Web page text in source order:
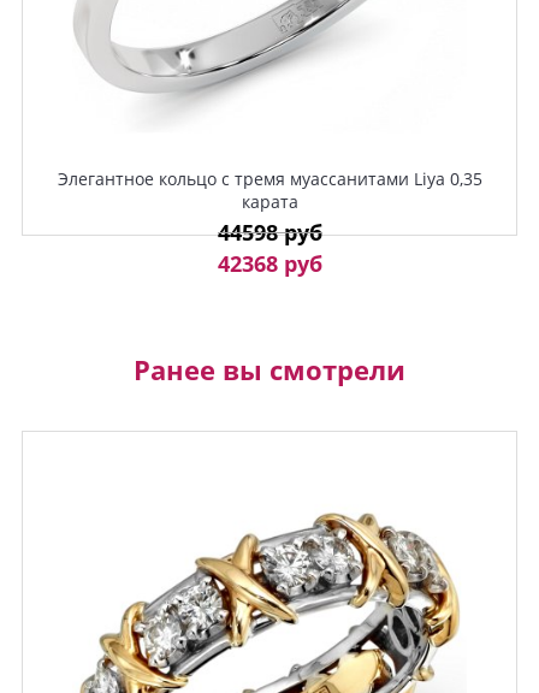
Элегантное кольцо с тремя муассанитами Liya 0,35
карата
44598 руб
42368 руб
Ранее вы смотрели